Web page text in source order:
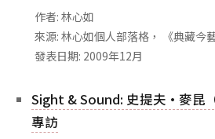
標籤雲
相關網站
關於本站
團隊成員
作者: 林心如
來源: 林心如個人部落格， 《典藏今
發表日期: 2009年12月
Sight & Sound: 史提夫·麥昆
專訪